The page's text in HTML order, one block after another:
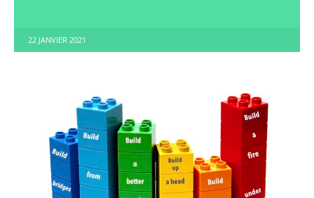
22 JANVIER 2021